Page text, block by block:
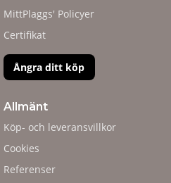
MittPlaggs' Policyer
Certifikat
Ångra ditt köp
Allmänt
Köp- och leveransvillkor
Cookies
Referenser